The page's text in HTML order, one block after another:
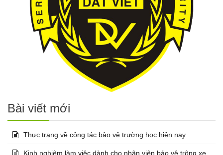
Bài viết mới
Thực trạng về công tác bảo vệ trường học hiện nay
Kinh nghiệm làm việc dành cho nhân viên bảo vệ trông xe